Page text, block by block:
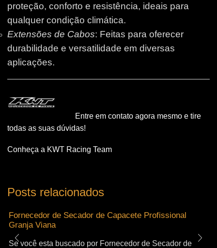
proteção, conforto e resistência, ideais para
qualquer condição climática.
Extensões de Cabos: Feitas para oferecer
durabilidade e versatilidade em diversas
aplicações.
Entre em contato agora mesmo e tire
todas as suas dúvidas!
Conheça a KWT Racing Team
Posts relacionados
Fornecedor de Secador de Capacete Profissional
Granja Viana
Se você esta buscado por Fornecedor de Secador de